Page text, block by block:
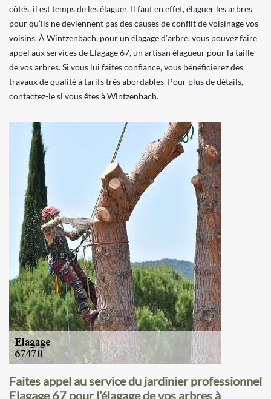
côtés, il est temps de les élaguer. Il faut en effet, élaguer les arbres
pour qu’ils ne deviennent pas des causes de conflit de voisinage vos
voisins. À Wintzenbach, pour un élagage d’arbre, vous pouvez faire
appel aux services de Elagage 67, un artisan élagueur pour la taille
de vos arbres. Si vous lui faites confiance, vous bénéficierez des
travaux de qualité à tarifs très abordables. Pour plus de détails,
contactez-le si vous êtes à Wintzenbach.
Faites appel au service du jardinier professionnel
Elagage 67 pour l’élagage de vos arbres à